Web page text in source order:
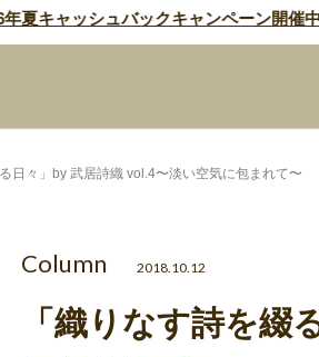
ャッシュバックキャンペーン開催中！
日々」by 武居詩織 vol.4〜淡い空気に包まれて〜
Column 2018.10.12
「織りなす詩を綴